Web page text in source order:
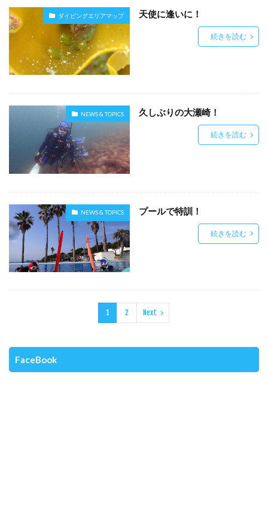
ダイビングエリアマップ 天使に逢いに！
続きを読む
NEWS & TOPICS 久しぶりの大瀬崎！
続きを読む
NEWS & TOPICS プールで特訓！
続きを読む
1 2 Next
FaceBook